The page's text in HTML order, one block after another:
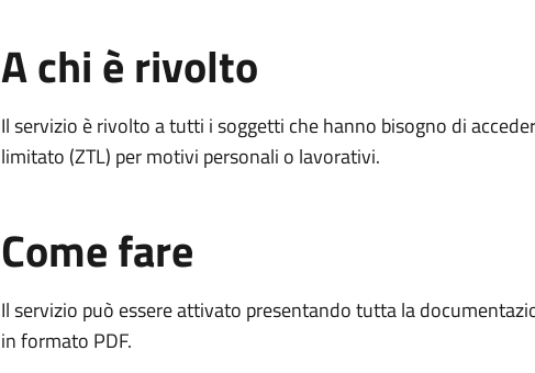
A chi è rivolto
Il servizio è rivolto a tutti i soggetti che hanno bisogno di
limitato (ZTL) per motivi personali o lavorativi.
Come fare
Il servizio può essere attivato presentando tutta la
in formato PDF.